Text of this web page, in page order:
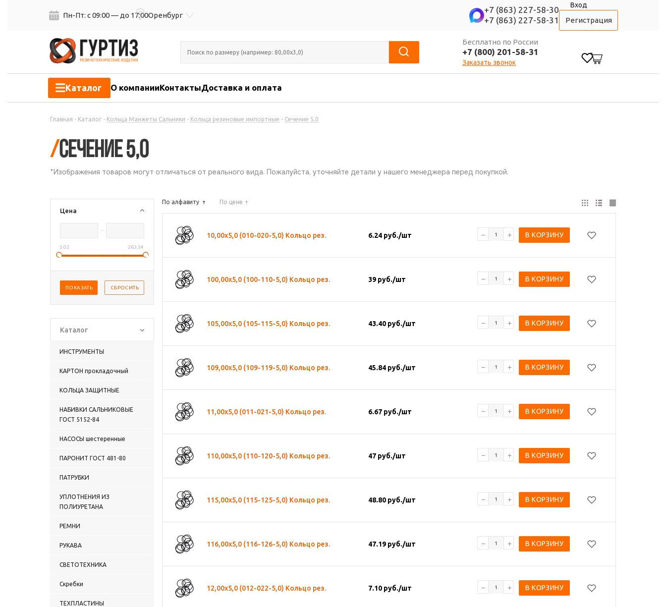
Пн-Пт: с 09:00 — до 17:00Оренбург
+7 (863) 227-58-30
+7 (863) 227-58-31
Вход
Регистрация
Бесплатно по России
+7 (800) 201-58-31
Заказать звонок
Каталог О компанииКонтактыДоставка и оплата
Главная - Каталог - Кольца Манжеты Сальники - Кольца резиновые импортные - Сечение 5,0
/Сечение 5,0
*Изображения товаров могут отличаться от реального вида. Пожалуйста, уточняйте детали у нашего менеджера перед покупкой.
Цена
5.02 263.34
Каталог
ИНСТРУМЕНТЫ
КАРТОН прокладочный
КОЛЬЦА ЗАЩИТНЫЕ
НАБИВКИ САЛЬНИКОВЫЕ
ГОСТ 5152-84
НАСОСЫ шестеренные
ПАРОНИТ ГОСТ 481-80
ПАТРУБКИ
УПЛОТНЕНИЯ ИЗ
ПОЛИУРЕТАНА
РЕМНИ
РУКАВА
СВЕТОТЕХНИКА
Скребки
ТЕХПЛАСТИНЫ
По алфавиту По цене
10,00х5,0 (010-020-5,0) Кольцо рез. 6.24 руб./шт В КОРЗИНУ
100,00х5,0 (100-110-5,0) Кольцо рез. 39 руб./шт В КОРЗИНУ
105,00х5,0 (105-115-5,0) Кольцо рез. 43.40 руб./шт В КОРЗИНУ
109,00х5,0 (109-119-5,0) Кольцо рез. 45.84 руб./шт В КОРЗИНУ
11,00х5,0 (011-021-5,0) Кольцо рез. 6.67 руб./шт В КОРЗИНУ
110,00х5,0 (110-120-5,0) Кольцо рез. 47 руб./шт В КОРЗИНУ
115,00х5,0 (115-125-5,0) Кольцо рез. 48.80 руб./шт В КОРЗИНУ
116,00х5,0 (116-126-5,0) Кольцо рез. 47.19 руб./шт В КОРЗИНУ
12,00х5,0 (012-022-5,0) Кольцо рез. 7.10 руб./шт В КОРЗИНУ